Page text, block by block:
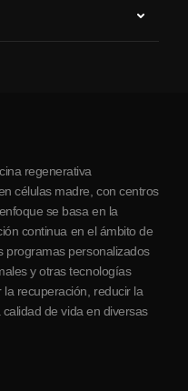
regenerativa
células madre, con centros
se basa en la
continua en el ámbito de
programas personalizados
y otras tecnologías
recuperación, reducir la
de vida en diversas